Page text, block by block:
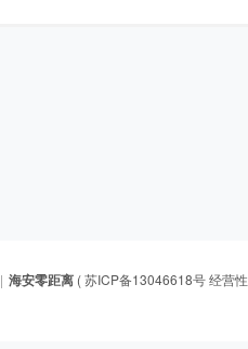
| 海安零距离 (苏ICP备13046618号 经营